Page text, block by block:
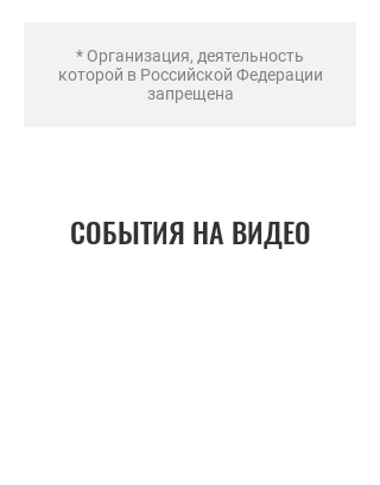
* Организация, деятельность
которой в Российской Федерации
запрещена
СОБЫТИЯ НА ВИДЕО